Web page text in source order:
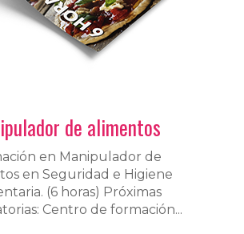
de alimentos
en Manipulador de
en Seguridad e Higiene
(6 horas) Próximas
Centro de formación...